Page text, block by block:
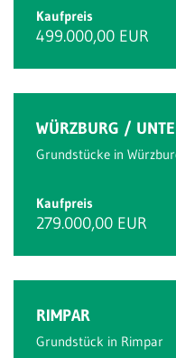
Kaufpreis
499.000,00 EUR
WÜRZBURG /
Grundstücke in
Kaufpreis
279.000,00 EUR
RIMPAR
Grundstück in Rimpar